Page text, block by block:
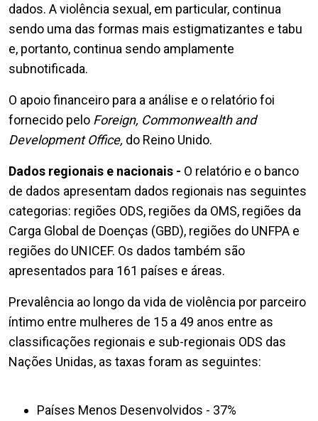
dados. A violência sexual, em particular, continua
sendo uma das formas mais estigmatizantes e tabu
e, portanto, continua sendo amplamente
subnotificada.
O apoio financeiro para a análise e o relatório foi
fornecido pelo Foreign, Commonwealth and
Development Office, do Reino Unido.
Dados regionais e nacionais - O relatório e o banco
de dados apresentam dados regionais nas seguintes
categorias: regiões ODS, regiões da OMS, regiões da
Carga Global de Doenças (GBD), regiões do UNFPA e
regiões do UNICEF. Os dados também são
apresentados para 161 países e áreas.
Prevalência ao longo da vida de violência por parceiro
íntimo entre mulheres de 15 a 49 anos entre as
classificações regionais e sub-regionais ODS das
Nações Unidas, as taxas foram as seguintes:
Países Menos Desenvolvidos - 37%